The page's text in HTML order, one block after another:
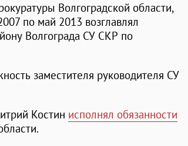
Волгоградской области,
по май 2013 возглавлял
Волгограда СУ СКР по
заместителя руководителя СУ
Костин исполнял обязанности